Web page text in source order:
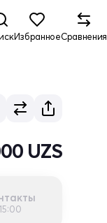
ИзбранноеСравнения
UZS